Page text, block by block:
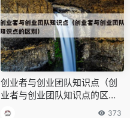
创业者与创业团队知识点（创
业者与创业团队知识点的区
别）
373